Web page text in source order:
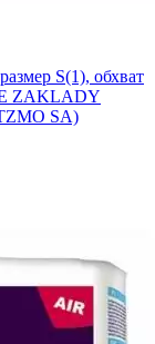
S(1), обхват
ZAKLADY
SA)